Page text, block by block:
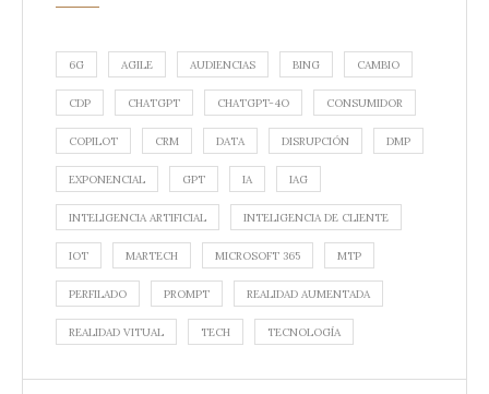
6G AGILE AUDIENCIAS BING CAMBIO
CDP CHATGPT CHATGPT-4O CONSUMIDOR
COPILOT CRM DATA DISRUPCIÓN DMP
EXPONENCIAL GPT IA IAG
INTELIGENCIA ARTIFICIAL INTELIGENCIA DE CLIENTE
IOT MARTECH MICROSOFT 365 MTP
PERFILADO PROMPT REALIDAD AUMENTADA
REALIDAD VITUAL TECH TECNOLOGÍA